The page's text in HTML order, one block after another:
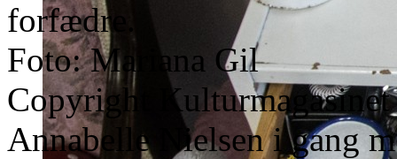
forfædre.
Foto: Mariana Gil
Copyright
Annabelle Nielsen i gang